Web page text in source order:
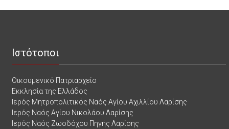
Ιστότοποι
Οικουμενικό Πατριαρχείο
Εκκλησία της Ελλάδος
Ιερός Μητροπολιτικός Ναός Αγίου Αχιλλίου Λαρίσης
Ιερός Ναός Αγίου Νικολάου Λαρίσης
Ιερός Ναός Ζωοδόχου Πηγής Λαρίσης